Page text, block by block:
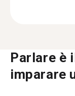
Parlare è
imparare